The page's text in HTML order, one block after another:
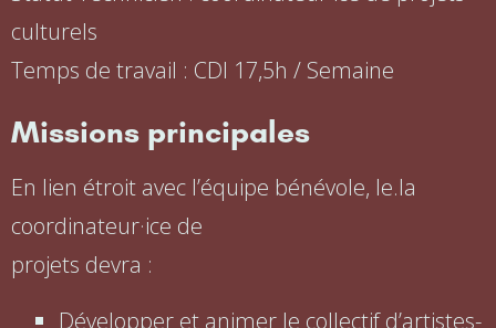
culturels
Temps de travail : CDI 17,5h / Semaine
Missions principales
En lien étroit avec l’équipe bénévole, le.la
coordinateur·ice de
projets devra :
Développer et animer le collectif d’artistes-